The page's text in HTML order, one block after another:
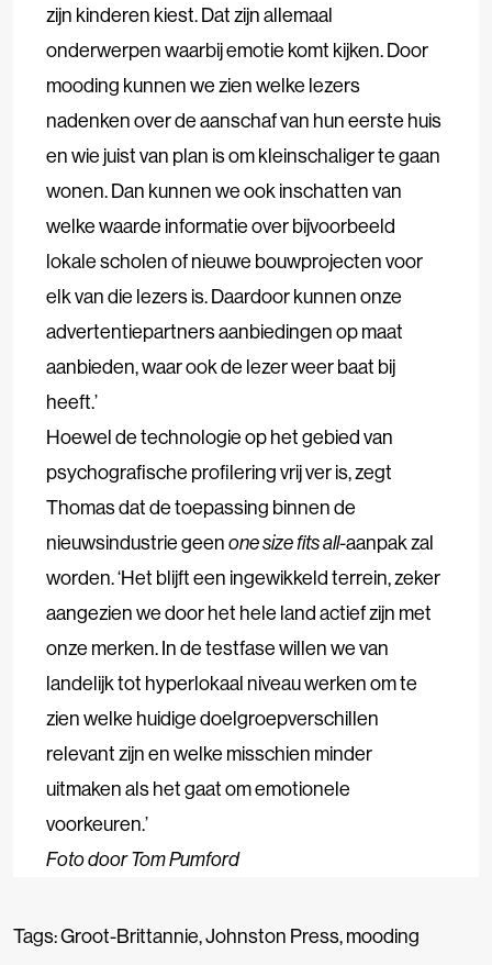
zijn kinderen kiest. Dat zijn allemaal
onderwerpen waarbij emotie komt kijken. Door
mooding kunnen we zien welke lezers
nadenken over de aanschaf van hun eerste huis
en wie juist van plan is om kleinschaliger te gaan
wonen. Dan kunnen we ook inschatten van
welke waarde informatie over bijvoorbeeld
lokale scholen of nieuwe bouwprojecten voor
elk van die lezers is. Daardoor kunnen onze
advertentiepartners aanbiedingen op maat
aanbieden, waar ook de lezer weer baat bij
heeft.’
Hoewel de technologie op het gebied van
psychografische profilering vrij ver is, zegt
Thomas dat de toepassing binnen de
nieuwsindustrie geenone size fits all-aanpak zal
worden. ‘Het blijft een ingewikkeld terrein, zeker
aangezien we door het hele land actief zijn met
onze merken. In de testfase willen we van
landelijk tot hyperlokaal niveau werken om te
zien welke huidige doelgroepverschillen
relevant zijn en welke misschien minder
uitmaken als het gaat om emotionele
voorkeuren.’
Foto door Tom Pumford
Tags:Groot-Brittannie,Johnston Press,mooding